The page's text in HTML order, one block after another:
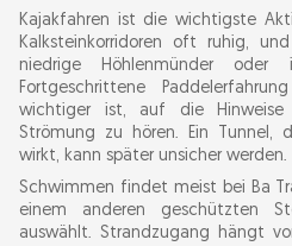
Kajakfahren ist die wichtigste
Kalksteinkorridoren oft ruhig,
niedrige Höhlenmünder oder
Fortgeschrittene
wichtiger ist, auf die
Strömung zu hören. Ein Tunnel,
wirkt, kann später unsicher werden.
Schwimmen findet meist bei Ba
einem anderen geschützten
auswählt. Strandzugang hängt